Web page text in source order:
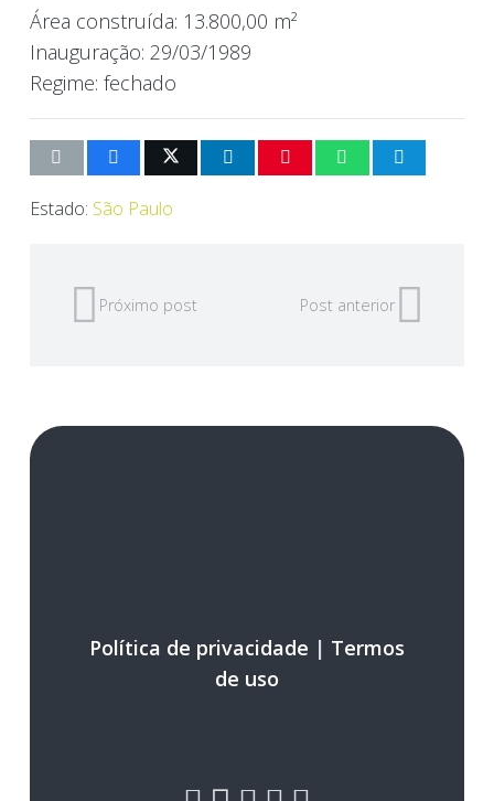
Área construída: 13.800,00 m²
Inauguração: 29/03/1989
Regime: fechado
Estado: São Paulo
Próximo post Post anterior
Política de privacidade | Termos
de uso